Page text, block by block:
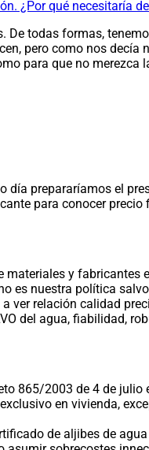
¿Por qué necesitaría
De todas formas,
pero como nos decía
para que no merezca
prepararíamos el
para conocer
y fabricantes
es nuestra política
ver relación calidad
del agua, fiabilidad,
865/2003 de 4 de
en vivienda,
de aljibes de